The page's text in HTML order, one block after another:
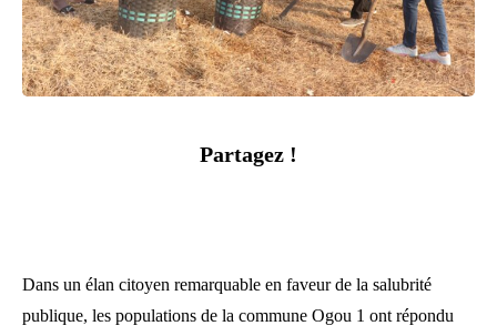
Partagez !
Dans un élan citoyen remarquable en faveur de la salubrité
publique, les populations de la commune Ogou 1 ont répondu